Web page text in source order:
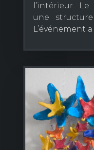
l’intérieur.
une
L’événement